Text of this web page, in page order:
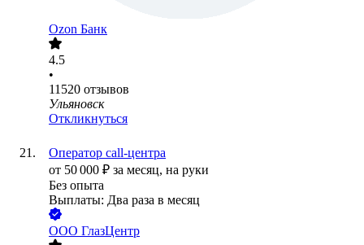
Ozon Банк
4.5
•
11520 отзывов
Ульяновск
Откликнуться
Оператор call-центра
от 50 000 ₽ за месяц, на руки
Без опыта
Выплаты: Два раза в месяц
ООО ГлазЦентр